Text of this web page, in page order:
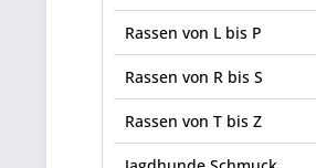
Rassen von L bis P
Rassen von R bis S
Rassen von T bis Z